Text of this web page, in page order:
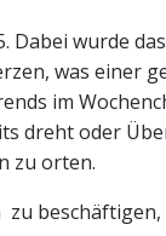
Dabei wurde
was einer
im
dreht oder
zu orten.
zu